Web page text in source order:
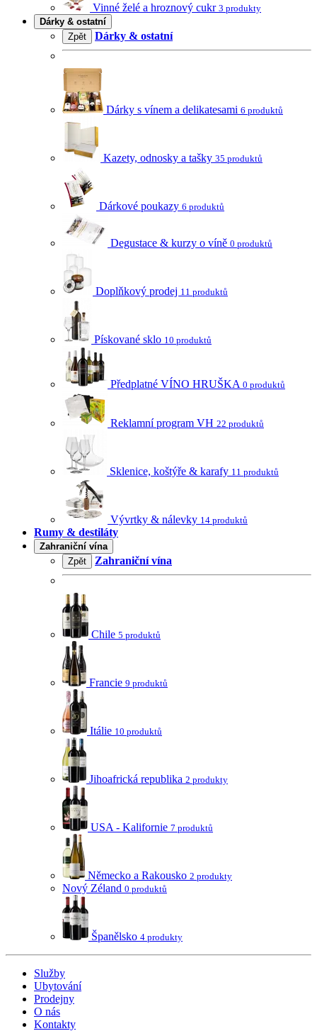
Vinné želé a hroznový cukr 3 produkty
Dárky & ostatní
Zpět
Dárky & ostatní
Dárky s vínem a delikatesami 6 produktů
Kazety, odnosky a tašky 35 produktů
Dárkové poukazy 6 produktů
Degustace & kurzy o víně 0 produktů
Doplňkový prodej 11 produktů
Pískované sklo 10 produktů
Předplatné VÍNO HRUŠKA 0 produktů
Reklamní program VH 22 produktů
Sklenice, koštýře & karafy 11 produktů
Vývrtky & nálevky 14 produktů
Rumy & destiláty
Zahraniční vína
Zpět
Zahraniční vína
Chile 5 produktů
Francie 9 produktů
Itálie 10 produktů
Jihoafrická republika 2 produkty
USA - Kalifornie 7 produktů
Německo a Rakousko 2 produkty
Nový Zéland 0 produktů
Španělsko 4 produkty
Služby
Ubytování
Prodejny
O nás
Kontakty